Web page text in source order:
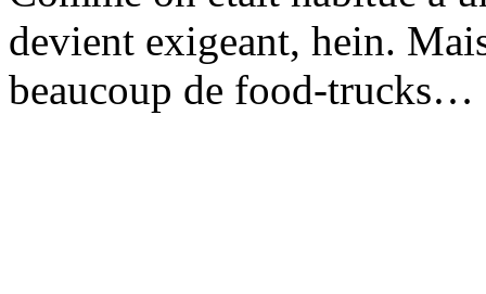
devient exigeant, hein.
beaucoup de food-trucks…